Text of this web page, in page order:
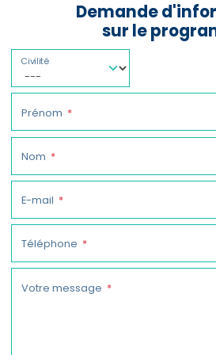
Demande
sur le
Civilité
Prénom
Nom
E-mail
Téléphone
Votre message